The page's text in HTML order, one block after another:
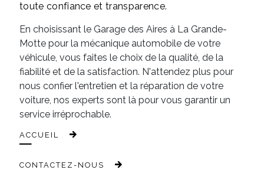
toute confiance et transparence.
En choisissant le Garage des Aires à La Grande-
Motte pour la mécanique automobile de votre
véhicule, vous faites le choix de la qualité, de la
fiabilité et de la satisfaction. N'attendez plus pour
nous confier l'entretien et la réparation de votre
voiture, nos experts sont là pour vous garantir un
service irréprochable.
ACCUEIL
CONTACTEZ-NOUS